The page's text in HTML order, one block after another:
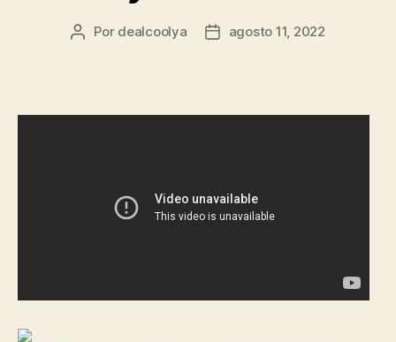
Autor
Por dealcoolya
Fechaagosto 11, 2022